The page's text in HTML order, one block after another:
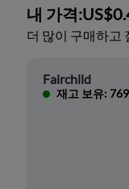
내 가격:
더 많이 구매하고
Fairchild
재고 보유: 769